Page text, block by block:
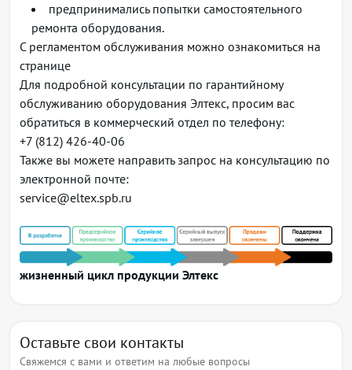
предпринимались попытки самостоятельного
ремонта оборудования.
С регламентом обслуживания можно ознакомиться на
странице
Для подробной консультации по гарантийному
обслуживанию оборудования Элтекс, просим вас
обратиться в коммерческий отдел по телефону:
+7 (812) 426-40-06
Также вы можете направить запрос на консультацию по
электронной почте:
service@eltex.spb.ru
жизненный цикл продукции Элтекс
Оставьте свои контакты
Свяжемся с вами и ответим на любые вопросы